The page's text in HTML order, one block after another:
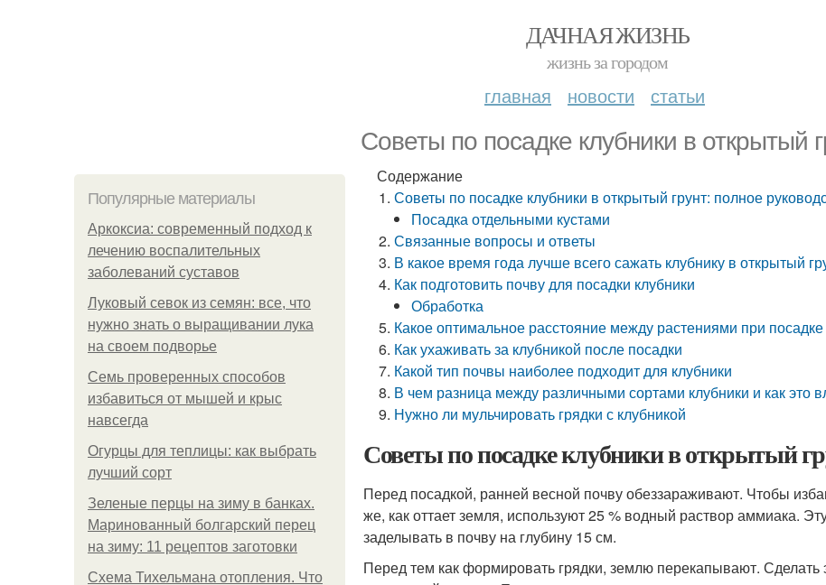
ДАЧНАЯ ЖИЗНЬ
жизнь за городом
главная новости статьи
Советы по посадке клубники в открытый
Популярные материалы
Аркоксиа: современный подход к
лечению воспалительных
заболеваний суставов
Луковый севок из семян: все, что
нужно знать о выращивании лука
на своем подворье
Семь проверенных способов
избавиться от мышей и крыс
навсегда
Огурцы для теплицы: как выбрать
лучший сорт
Зеленые перцы на зиму в банках.
Маринованный болгарский перец
на зиму: 11 рецептов заготовки
Схема Тихельмана отопления. Что
Содержание
Советы по посадке клубники в открытый грунт: полное
Посадка отдельными кустами
Связанные вопросы и ответы
В какое время года лучше всего сажать клубнику в открытый
Как подготовить почву для посадки клубники
Обработка
Какое оптимальное расстояние между растениями при посадке
Как ухаживать за клубникой после посадки
Какой тип почвы наиболее подходит для клубники
В чем разница между различными сортами клубники и как это
Нужно ли мульчировать грядки с клубникой
Советы по посадке клубники в открытый
Перед посадкой, ранней весной почву обеззараживают. Чтобы
же, как оттает земля, используют 25 % водный раствор аммиака.
заделывать в почву на глубину 15 см.
Перед тем как формировать грядки, землю перекапывают.